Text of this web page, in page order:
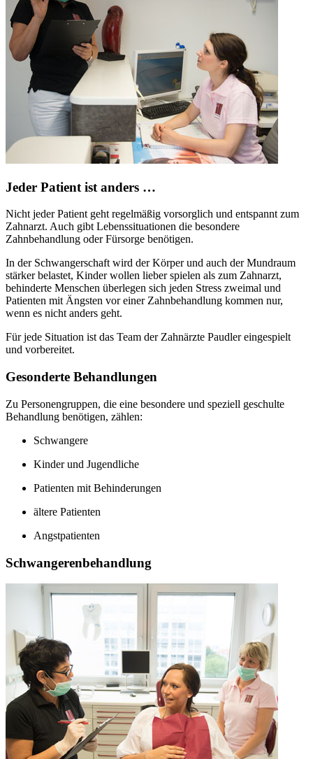
Jeder Patient ist anders …
Nicht jeder Patient geht regelmäßig vorsorglich und entspannt zum
Zahnarzt. Auch gibt Lebenssituationen die besondere
Zahnbehandlung oder Fürsorge benötigen.
In der Schwangerschaft wird der Körper und auch der Mundraum
stärker belastet, Kinder wollen lieber spielen als zum Zahnarzt,
behinderte Menschen überlegen sich jeden Stress zweimal und
Patienten mit Ängsten vor einer Zahnbehandlung kommen nur,
wenn es nicht anders geht.
Für jede Situation ist das Team der Zahnärzte Paudler eingespielt
und vorbereitet.
Gesonderte Behandlungen
Zu Personengruppen, die eine besondere und speziell geschulte
Behandlung benötigen, zählen:
Schwangere
Kinder und Jugendliche
Patienten mit Behinderungen
ältere Patienten
Angstpatienten
Schwangerenbehandlung